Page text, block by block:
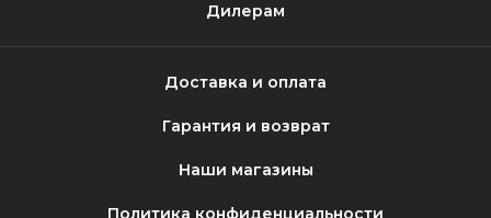
Дилерам
Доставка и оплата
Гарантия и возврат
Наши магазины
Политика конфиденциальности